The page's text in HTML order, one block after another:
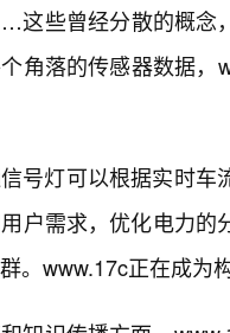
些曾经分散的概念
角落的传感器数据
号灯可以根据实时车
户需求，优化电力
。www.17c正在成为